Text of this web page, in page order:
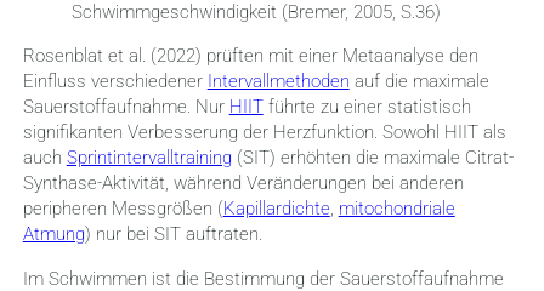
Schwimmgeschwindigkeit (Bremer, 2005, S.36)
Rosenblat et al. (2022) prüften mit einer Metaanalyse den
Einfluss verschiedener Intervallmethoden auf die maximale
Sauerstoffaufnahme. Nur HIITführte zu einer statistisch
signifikanten Verbesserung der Herzfunktion. Sowohl HIIT als
auch Sprintintervalltraining (SIT) erhöhten die maximale Citrat-
Synthase-Aktivität, während Veränderungen bei anderen
peripheren Messgrößen (Kapillardichte, mitochondriale
Atmung) nur bei SIT auftraten.
Im Schwimmen ist die Bestimmung der Sauerstoffaufnahme